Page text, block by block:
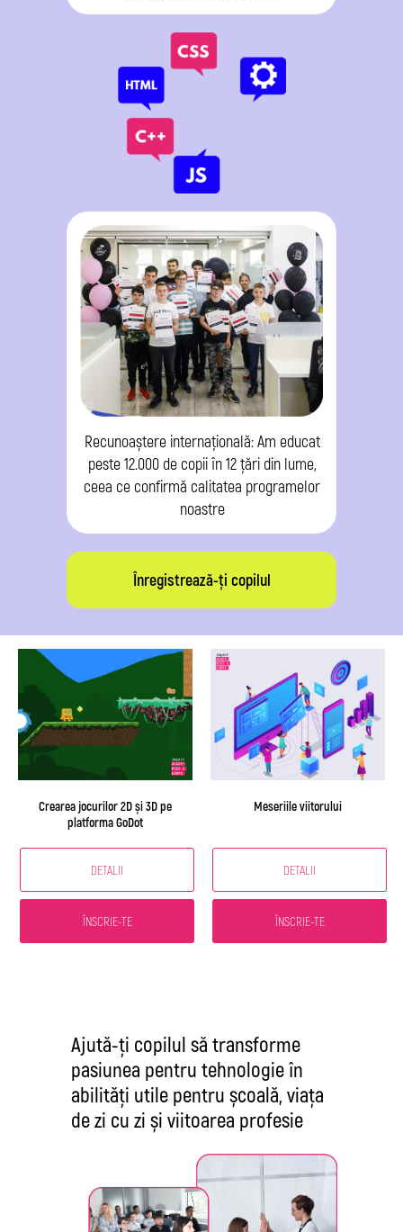
Recunoaștere internațională: Am educat
peste 12.000 de copii în 12 țări din lume,
ceea ce confirmă calitatea programelor
noastre
Înregistrează-ți copilul
Crearea jocurilor 2D și 3D pe
platforma GoDot
DETALII
ÎNSCRIE-TE
Meseriile viitorului
DETALII
ÎNSCRIE-TE
Ajută-ți copilul să transforme
pasiunea pentru tehnologie în
abilități utile pentru școală, viața
de zi cu zi și viitoarea profesie